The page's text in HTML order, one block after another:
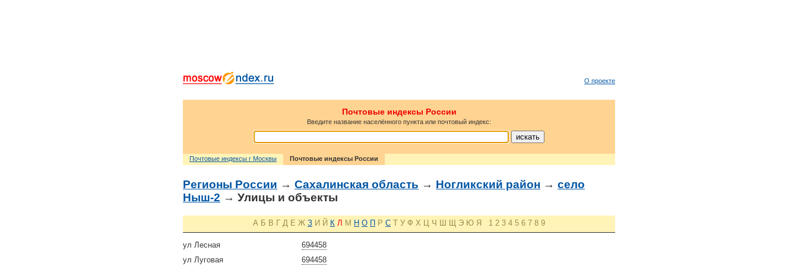
О проекте
Почтовые индексы России
Введите название населённого пункта или почтовый индекс:
Почтовые индексы г Москвы Почтовые индексы России
Регионы России → Сахалинская область → Ногликский район → село
Ныш-2 → Улицы и объекты
А Б В Г Д Е Ж З И Й К Л М Н О П Р С Т У Ф Х Ц Ч Ш Щ Э Ю Я 1 2 3 4 5 6 7 8 9
694458
ул Лесная
694458
ул Луговая